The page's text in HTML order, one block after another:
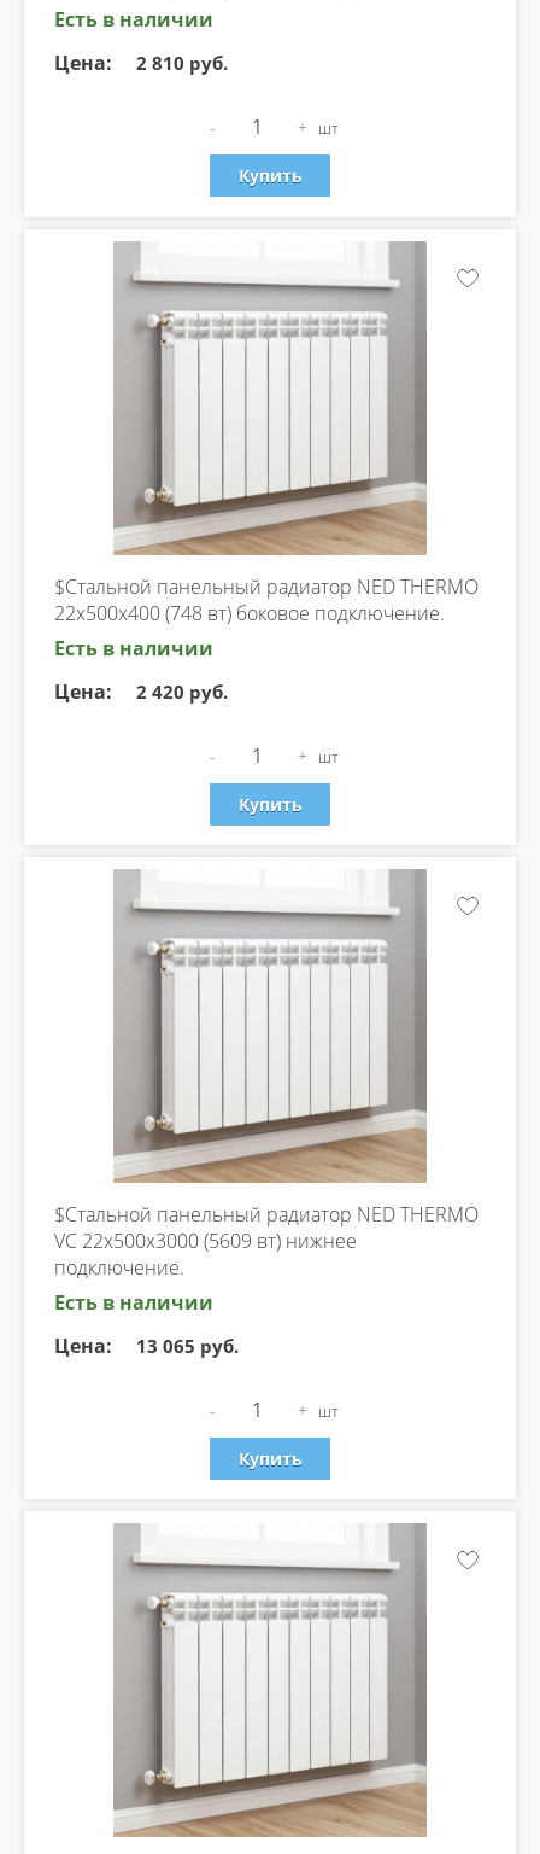
Есть в наличии
Цена:
2 810 руб.
- + шт
Купить
$Стальной панельный радиатор NED THERMO
22х500х400 (748 вт) боковое подключение.
Есть в наличии
Цена:
2 420 руб.
- + шт
Купить
$Стальной панельный радиатор NED THERMO
VC 22х500х3000 (5609 вт) нижнее
подключение.
Есть в наличии
Цена:
13 065 руб.
- + шт
Купить